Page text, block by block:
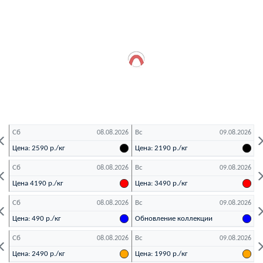
Сб 08.08.2026
Цена: 2590 р./кг
Вс 09.08.2026
Цена: 2190 р./кг
Сб 08.08.2026
Цена 4190 р./кг
Вс 09.08.2026
Цена: 3490 р./кг
Сб 08.08.2026
Цена: 490 р./кг
Вс 09.08.2026
Обновление коллекции
Сб 08.08.2026
Цена: 2490 р./кг
Вс 09.08.2026
Цена: 1990 р./кг